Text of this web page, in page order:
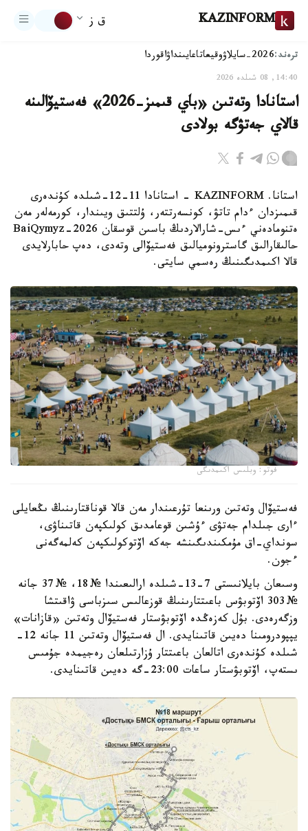
KAZINFORM ق ز
ترەند:2026-سايلاۋ وقيعاتاعايىنداۋاقوردا
14:40, 08 شىلدە 2026
استانادا وتەتىن «باي قىمىز-2026» فەستيۆالىنە
قالاي جەتۋگە بولادى
استانا. KAZINFORM - استانادا 11-12-شىلدە كۇندەرى
قىمىزدان ءدام تاتۋ، كونسەرتتەر، ۇلتتىق ويىندار، كورمەلەر مەن
ەتنومادەني ءىس-شارالاردىڭ باسىن قوسقان BaiQymyz-2026
حالىقارالىق گاسترونوميالىق فەستيۆالى وتەدى، دەپ حابارلايدى
قالا اكىمدىگىنىڭ رەسمي سايتى.
فوتو: وبلىس اكىمدىگى
فەستيۆال وتەتىن ورىنعا تۇرعىندار مەن قالا قوناقتارىنىڭ ىڭعايلى
ءارى جىلدام جەتۋى ءۇشىن قوعامدىق كولىكپەن قاتىناۋى،
سونداي-اق مۇمكىندىگىنشە جەكە اۆتوكولىكپەن كەلمەگەنى
ءجون.
وسىعان بايلانىستى 7-13-شىلدە ارالىعىندا № 18، № 37 جانە
№ 303 اۆتوبۋس باعىتتارىنىڭ قوزعالىس سىزباسى ۋاقىتشا
وزگەرەدى. بۇل كەزەڭدە اۆتوبۋستار فەستيۆال وتەتىن «قازانات»
يپپودرومىنا دەيىن قاتىنايدى. ال فەستيۆال وتەتىن 11 جانە 12-
شىلدە كۇندەرى اتالعان باعىتتار ۇزارتىلعان رەجيمدە جۇمىس
ىستەپ، اۆتوبۋستار ساعات 23:00-گە دەيىن قاتىنايدى.